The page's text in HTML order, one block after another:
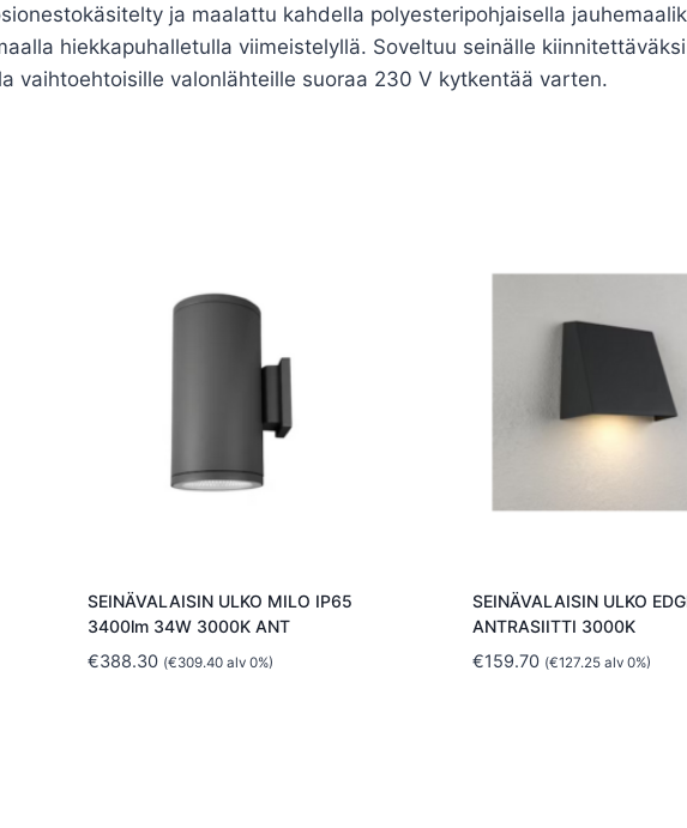
ja maalattu kahdella polyesteripohjaisella
hiekkapuhalletulla viimeistelyllä. Soveltuu seinälle
vaihtoehtoisille valonlähteille suoraa 230 V kytkentää varten.
SEINÄVALAISIN ULKO MILO IP65
3400lm 34W 3000K ANT
€388.30 (€309.40 alv 0%)
SEINÄVALAISIN ULKO
ANTRASIITTI 3000K
€159.70 (€127.25alv 0%)